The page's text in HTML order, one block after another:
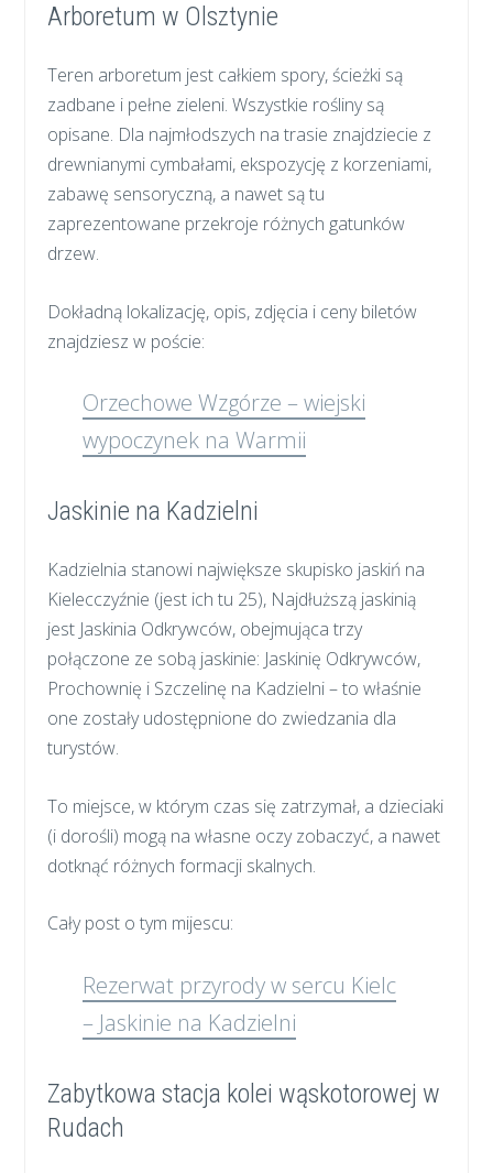
Arboretum w Olsztynie
Teren arboretum jest całkiem spory, ścieżki są
zadbane i pełne zieleni. Wszystkie rośliny są
opisane. Dla najmłodszych na trasie znajdziecie z
drewnianymi cymbałami, ekspozycję z korzeniami,
zabawę sensoryczną, a nawet są tu
zaprezentowane przekroje różnych gatunków
drzew.
Dokładną lokalizację, opis, zdjęcia i ceny biletów
znajdziesz w poście:
Orzechowe Wzgórze – wiejski
wypoczynek na Warmii
Jaskinie na Kadzielni
Kadzielnia stanowi największe skupisko jaskiń na
Kielecczyźnie (jest ich tu 25), Najdłuższą jaskinią
jest Jaskinia Odkrywców, obejmująca trzy
połączone ze sobą jaskinie: Jaskinię Odkrywców,
Prochownię i Szczelinę na Kadzielni – to właśnie
one zostały udostępnione do zwiedzania dla
turystów.
To miejsce, w którym czas się zatrzymał, a dzieciaki
(i dorośli) mogą na własne oczy zobaczyć, a nawet
dotknąć różnych formacji skalnych.
Cały post o tym mijescu:
Rezerwat przyrody w sercu Kielc
– Jaskinie na Kadzielni
Zabytkowa stacja kolei wąskotorowej w
Rudach